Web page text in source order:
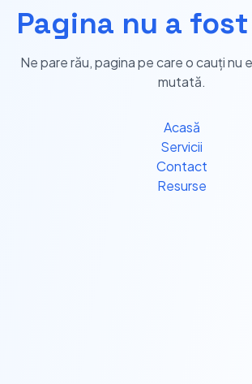
Pagina nu a
Ne pare rău, pagina pe care o cauți nu
mutată.
Acasă
Servicii
Contact
Resurse